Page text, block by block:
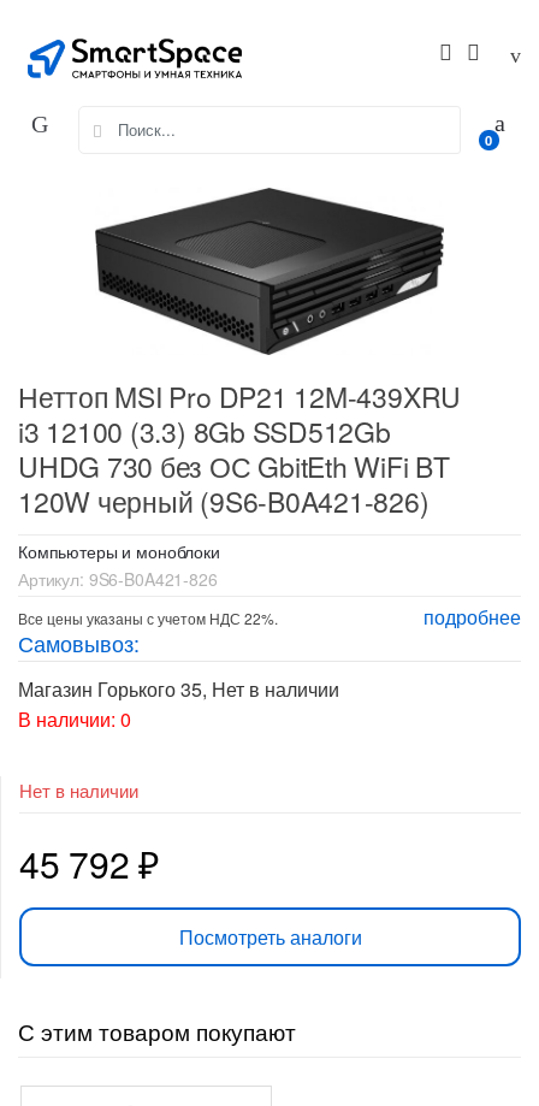
navigation
content
for:
0
Неттоп MSI Pro DP21 12M-439XRU
i3 12100 (3.3) 8Gb SSD512Gb
UHDG 730 без ОС GbitEth WiFi BT
120W черный (9S6-B0A421-826)
Компьютеры и моноблоки
Артикул: 9S6-B0A421-826
подробнее
Все цены указаны с учетом НДС 22%.
Самовывоз:
Магазин Горького 35, Нет в наличии
В наличии: 0
Нет в наличии
45 792₽
Посмотреть аналоги
С этим товаром покупают